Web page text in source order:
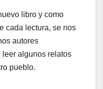
libro y como
cada lectura, se nos
autores
leer algunos relatos
pueblo.